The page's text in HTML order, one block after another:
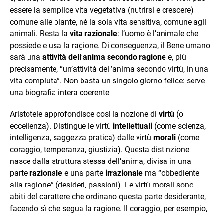
essere la semplice vita vegetativa (nutrirsi e crescere)
comune alle piante, né la sola vita sensitiva, comune agli
animali. Resta la vita razionale: l’uomo è l’animale che
possiede e usa la ragione. Di conseguenza, il Bene umano
sarà una attività dell’anima secondo ragione e, più
precisamente, “un’attività dell’anima secondo virtù, in una
vita compiuta”. Non basta un singolo giorno felice: serve
una biografia intera coerente.
Aristotele approfondisce così la nozione di virtù (o
eccellenza). Distingue le virtù intellettuali (come scienza,
intelligenza, saggezza pratica) dalle virtù morali (come
coraggio, temperanza, giustizia). Questa distinzione
nasce dalla struttura stessa dell’anima, divisa in una
parte razionale e una parte irrazionale ma “obbediente
alla ragione” (desideri, passioni). Le virtù morali sono
abiti del carattere che ordinano questa parte desiderante,
facendo sì che segua la ragione. Il coraggio, per esempio,